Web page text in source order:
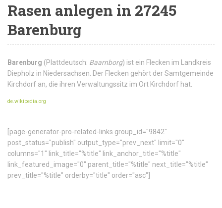
Rasen anlegen in 27245
Barenburg
Barenburg (Plattdeutsch: Baarnborg) ist ein Flecken im Landkreis
Diepholz in Niedersachsen. Der Flecken gehört der Samtgemeinde
Kirchdorf an, die ihren Verwaltungssitz im Ort Kirchdorf hat.
de.wikipedia.org
[page-generator-pro-related-links group_id="9842"
post_status="publish" output_type="prev_next" limit="0"
columns="1" link_title="%title" link_anchor_title="%title"
link_featured_image="0" parent_title="%title" next_title="%title"
prev_title="%title" orderby="title" order="asc"]